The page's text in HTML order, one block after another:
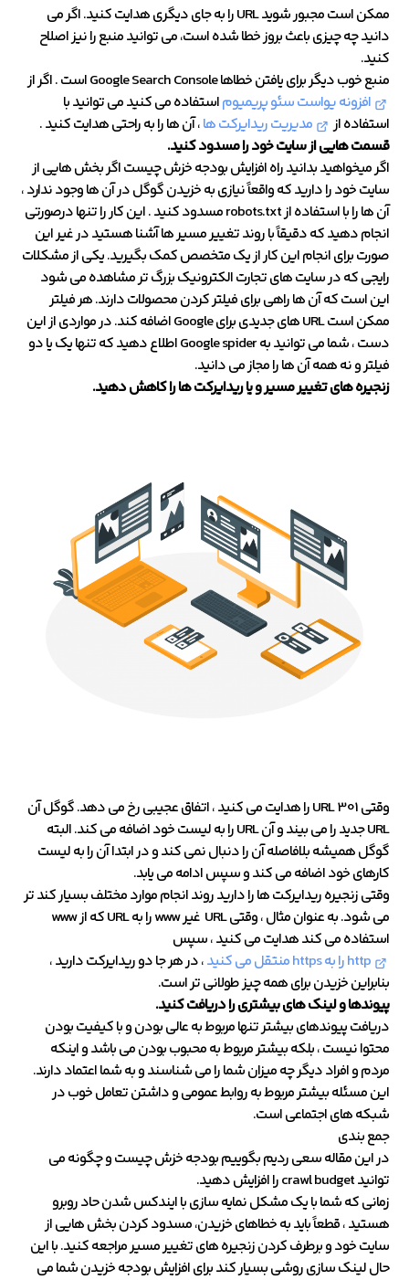
ممکن است مجبور شوید URL را به جای دیگری هدایت کنید. اگر می
دانید چه چیزی باعث بروز خطا شده است، می توانید منبع را نیز اصلاح
کنید.
منبع خوب دیگر برای یافتن خطاها Google Search Console است . اگر از
افزونه یواست سئو پریمیوماستفاده می کنید می توانید با
استفاده از
مدیریت ریدایرکت ها، آن ها را به راحتی هدایت کنید .
قسمت هایی از سایت خود را مسدود کنید.
اگر میخواهید بدانید راه افزایش بودجه خزش چیست اگر بخش هایی از
سایت خود را دارید که واقعاً نیازی به خزیدن گوگل در آن ها وجود ندارد ،
آن ها را با استفاده از robots.txt مسدود کنید . این کار را تنها درصورتی
انجام دهید که دقیقاً با روند تغییر مسیر ها آشنا هستید در غیر این
صورت برای انجام این کار از یک متخصص کمک بگیرید. یکی از مشکلات
رایجی که در سایت های تجارت الکترونیک بزرگ تر مشاهده می شود
این است که آن ها راهی برای فیلتر کردن محصولات دارند. هر فیلتر
ممکن است URL های جدیدی برای Google اضافه کند. در مواردی از این
دست ، شما می توانید به Google spider اطلاع دهید که تنها یک یا دو
فیلتر و نه همه آن ها را مجاز می دانید.
زنجیره های تغییر مسیر و یا ریدایرکت ها را کاهش دهید.
وقتی 301 URL را هدایت می کنید ، اتفاق عجیبی رخ می دهد. گوگل آن
URL جدید را می بیند و آن URL را به لیست خود اضافه می کند. البته
گوگل همیشه بلافاصله آن را دنبال نمی کند و در ابتدا آن را به لیست
کارهای خود اضافه می کند و سپس ادامه می یابد.
وقتی زنجیره ریدایرکت ها را دارید روند انجام موارد مختلف بسیار کند تر
می شود. به عنوان مثال ، وقتی URL غیر www را به URL که از www
استفاده می کند هدایت می کنید ، سپس
http را به https منتقل می کنید
، در هر جا دو ریدایرکت دارید ،
بنابراین خزیدن برای همه چیز طولانی تر است.
پیوندها و لینک های بیشتری را دریافت کنید.
دریافت پیوندهای بیشتر تنها مربوط به عالی بودن و با کیفیت بودن
محتوا نیست ، بلکه بیشتر مربوط به محبوب بودن می باشد و اینکه
مردم و افراد دیگر چه میزان شما را می شناسند و به شما اعتماد دارند.
این مسئله بیشتر مربوط به روابط عمومی و داشتن تعامل خوب در
شبکه های اجتماعی است.
جمع بندی
در این مقاله سعی ردیم بگوییم بودجه خزش چیست و چگونه می
توانید crawl budget را افزایش دهید.
زمانی که شما با یک مشکل نمایه سازی با ایندکس شدن حاد روبرو
هستید ، قطعاً باید به خطاهای خزیدن، مسدود کردن بخش هایی از
سایت خود و برطرف کردن زنجیره های تغییر مسیر مراجعه کنید. با این
حال لینک سازی روشی بسیار کند برای افزایش بودجه خزیدن شما می